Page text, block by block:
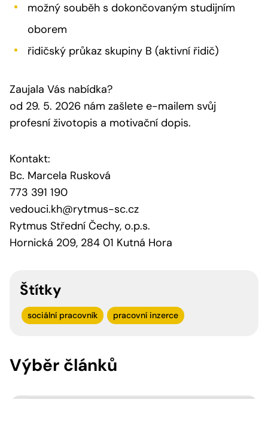
možný souběh s dokončovaným studijním
oborem
řidičský průkaz skupiny B (aktivní řidič)
Zaujala Vás nabídka?
od 29. 5. 2026 nám zašlete e-mailem svůj
profesní životopis a motivační dopis.
Kontakt:
Bc. Marcela Rusková
773 391 190
vedouci.kh@rytmus-sc.cz
Rytmus Střední Čechy, o.p.s.
Hornická 209, 284 01 Kutná Hora
Štítky
sociální pracovník pracovní inzerce
Výběr článků